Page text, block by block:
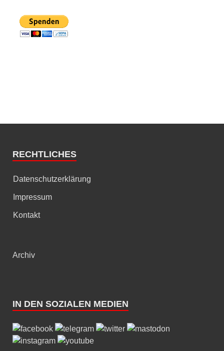
RECHTLICHES
Datenschutzerklärung
Impressum
Kontakt
Archiv
IN DEN SOZIALEN MEDIEN